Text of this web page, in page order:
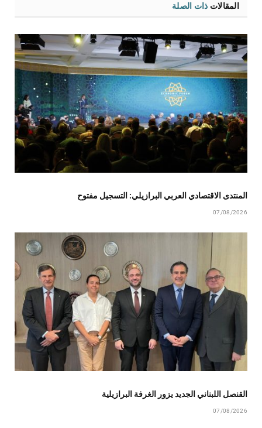
المقالات ذات الصلة
المنتدى الاقتصادي العربي البرازيلي: التسجيل مفتوح
07/08/2026
القنصل اللبناني الجديد يزور الغرفة البرازيلية
07/08/2026